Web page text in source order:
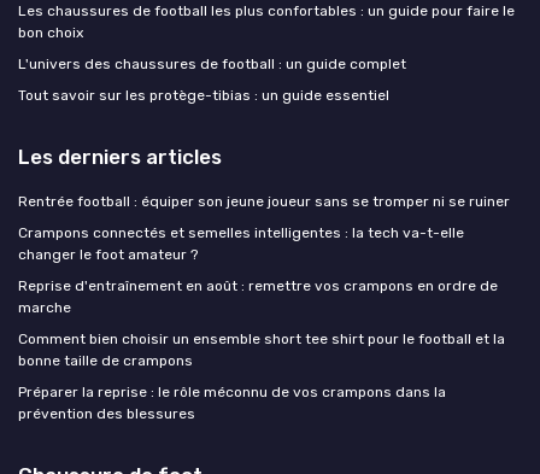
Les chaussures de football les plus confortables : un guide pour faire le
bon choix
L'univers des chaussures de football : un guide complet
Tout savoir sur les protège-tibias : un guide essentiel
Les derniers articles
Rentrée football : équiper son jeune joueur sans se tromper ni se ruiner
Crampons connectés et semelles intelligentes : la tech va-t-elle
changer le foot amateur ?
Reprise d'entraînement en août : remettre vos crampons en ordre de
marche
Comment bien choisir un ensemble short tee shirt pour le football et la
bonne taille de crampons
Préparer la reprise : le rôle méconnu de vos crampons dans la
prévention des blessures